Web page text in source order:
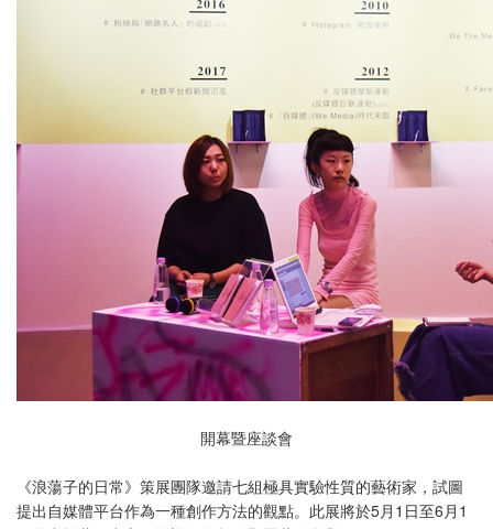
開幕暨座談會
《浪蕩子的日常》策展團隊邀請七組極具實驗性質的藝術家，試圖
提出自媒體平台作為一種創作方法的觀點。此展將於5月1日至6月1